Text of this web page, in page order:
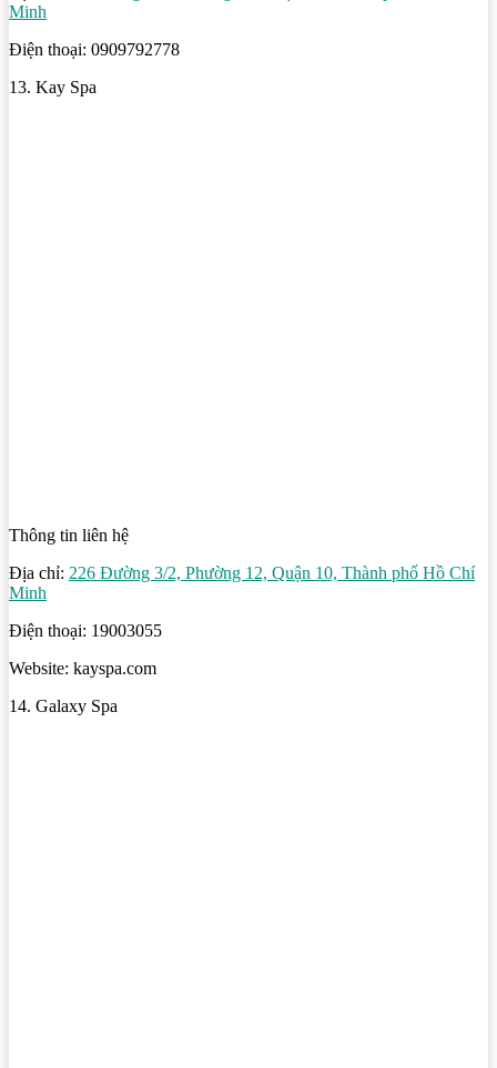
Minh
Điện thoại: 0909792778
13. Kay Spa
Thông tin liên hệ
Địa chỉ: 226 Đường 3/2, Phường 12, Quận 10, Thành phố Hồ Chí
Minh
Điện thoại: 19003055
Website: kayspa.com
14. Galaxy Spa